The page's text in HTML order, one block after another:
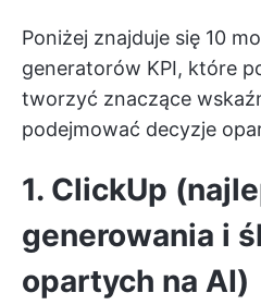
Poniżej znajduje się 10
generatorów KPI, które
tworzyć znaczące
podejmować decyzje
1. ClickUp
generowania i
opartych na AI)